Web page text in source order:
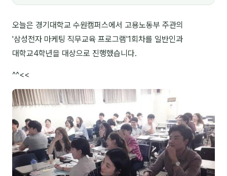
👥 리더십 · 조직
📈 B2B 마케팅 3
🤖 AI 실무
오늘은 경기대학교 수원캠퍼스에서 고용노동부 주관의
'삼성전자 마케팅 직무교육 프로그램'1회차를 일반인과
대학교4학년을 대상으로 진행했습니다.
^^<<